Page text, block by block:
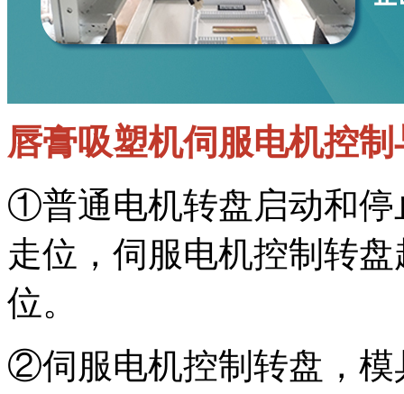
唇膏吸塑机伺服电机控
①普通电机转盘启动和停
走位，伺服电机控制转
位。
②伺服电机控制转盘，模